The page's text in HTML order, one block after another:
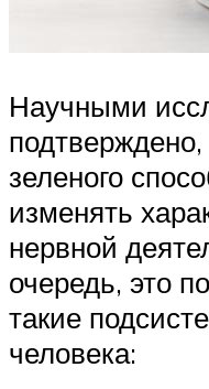
Научными
подтверждено,
зеленого
изменять
нервной
очередь, это
такие
человека: